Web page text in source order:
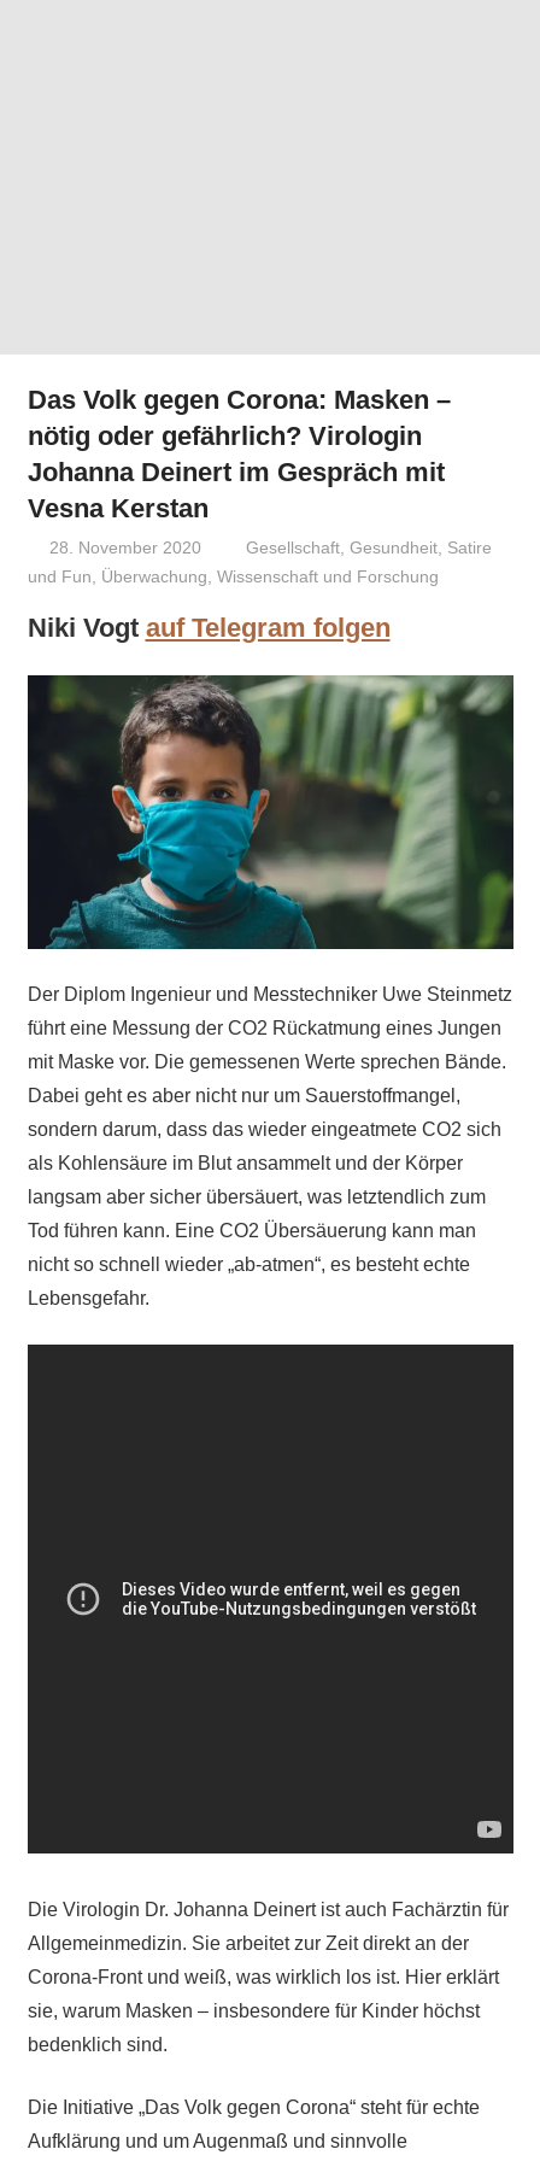
Das Volk gegen Corona: Masken –
nötig oder gefährlich? Virologin
Johanna Deinert im Gespräch mit
Vesna Kerstan
28. November 2020 Niki Vogt
Gesellschaft,Gesundheit, Satire
und Fun, Überwachung, Wissenschaft und Forschung
Niki Vogt auf Telegram folgen
Der Diplom Ingenieur und Messtechniker Uwe Steinmetz
führt eine Messung der CO2 Rückatmung eines Jungen
mit Maske vor. Die gemessenen Werte sprechen Bände.
Dabei geht es aber nicht nur um Sauerstoffmangel,
sondern darum, dass das wieder eingeatmete CO2 sich
als Kohlensäure im Blut ansammelt und der Körper
langsam aber sicher übersäuert, was letztendlich zum
Tod führen kann. Eine CO2 Übersäuerung kann man
nicht so schnell wieder „ab-atmen“, es besteht echte
Lebensgefahr.
Die Virologin Dr. Johanna Deinert ist auch Fachärztin für
Allgemeinmedizin. Sie arbeitet zur Zeit direkt an der
Corona-Front und weiß, was wirklich los ist. Hier erklärt
sie, warum Masken – insbesondere für Kinder höchst
bedenklich sind.
Die Initiative „Das Volk gegen Corona“ steht für echte
Aufklärung und um Augenmaß und sinnvolle